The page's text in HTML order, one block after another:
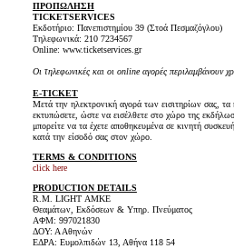
ΠΡΟΠΩΛΗΣΗ
TICKETSERVICES
Εκδοτήριο: Πανεπιστημίου 39 (Στοά Πεσμαζόγλου)
Τηλεφωνικά: 210 7234567
Online: www.ticketservices.gr
Οι τηλεφωνικές και οι online αγορές περιλαμβάνουν
E-TICKET
Μετά την ηλεκτρονική αγορά των εισιτηρίων σας,
εκτυπώσετε, ώστε να εισέλθετε στο χώρο της
μπορείτε να τα έχετε αποθηκευμένα σε κινητή
κατά την είσοδό σας στον χώρο.
TERMS & CONDITIONS
click here
PRODUCTION DETAILS
R.M. LIGHT ΑΜΚΕ
Θεαμάτων, Εκδόσεων & Υπηρ. Πνεύματος
ΑΦΜ: 997021830
ΔΟΥ: Α Αθηνών
ΕΔΡΑ: Ευμολπιδών 13, Αθήνα 118 54